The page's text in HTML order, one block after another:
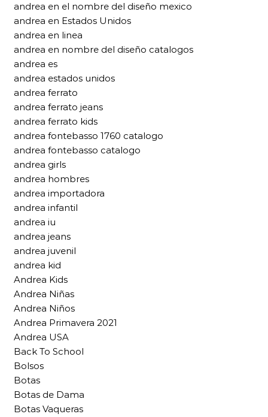
andrea en el nombre del diseño mexico
andrea en Estados Unidos
andrea en linea
andrea en nombre del diseño catalogos
andrea es
andrea estados unidos
andrea ferrato
andrea ferrato jeans
andrea ferrato kids
andrea fontebasso 1760 catalogo
andrea fontebasso catalogo
andrea girls
andrea hombres
andrea importadora
andrea infantil
andrea iu
andrea jeans
andrea juvenil
andrea kid
Andrea Kids
Andrea Niñas
Andrea Niños
Andrea Primavera 2021
Andrea USA
Back To School
Bolsos
Botas
Botas de Dama
Botas Vaqueras